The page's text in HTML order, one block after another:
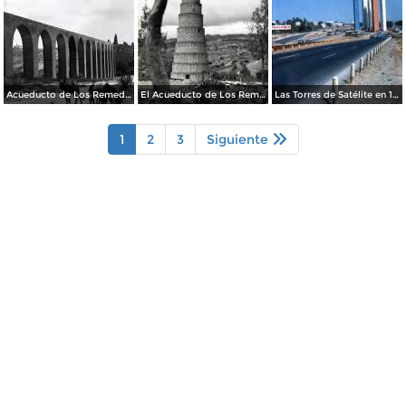
Acueducto de Los Remedios El Acueducto de Los Remedios Las Torres de Satélite en 1966
1 2 3 Siguiente